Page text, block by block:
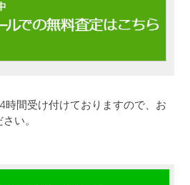
時間受け付けておりますので、お
い。